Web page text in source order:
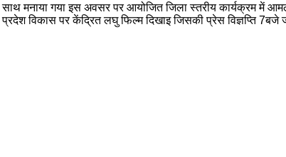
मनाया गया इस अवसर पर आयोजित जिला स्तरीय कार्यक्रम में
विकास पर केंद्रित लघु फिल्म दिखाइ जिसकी प्रेस विज्ञप्ति 7बजे